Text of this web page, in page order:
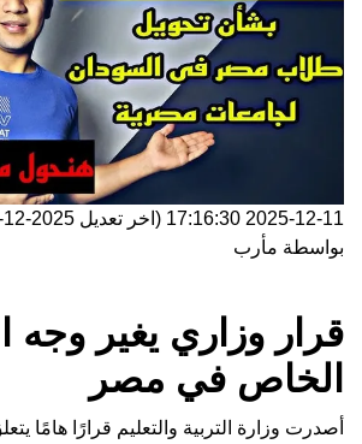
2025-12-11 17:16:30 (اخر تعديل 2025-12-11 17:16:30
بواسطة مأرب
قرار وزاري يغير وجه
الخاص في مصر
أصدرت وزارة التربية والتعليم قرارًا هامًا